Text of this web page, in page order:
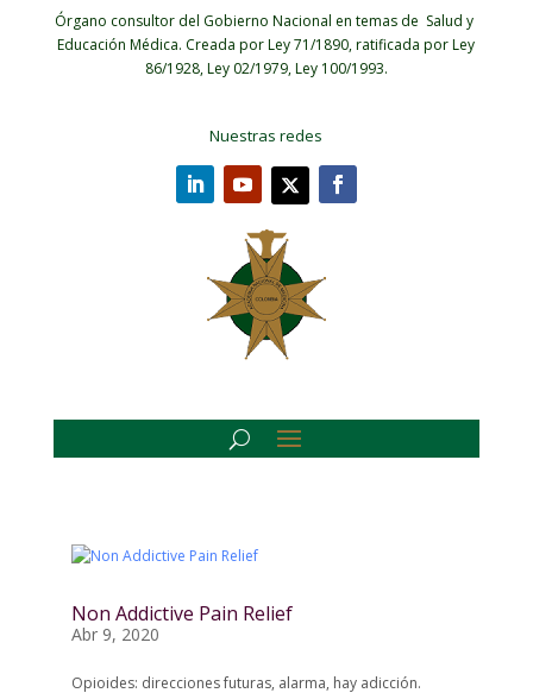
Órgano consultor del Gobierno Nacional en temas de Salud y
Educación Médica. Creada por Ley 71/1890, ratificada por Ley
86/1928, Ley 02/1979, Ley 100/1993.
Nuestras redes
Non Addictive Pain Relief
Abr 9, 2020
Opioides: direcciones futuras, alarma, hay adicción.